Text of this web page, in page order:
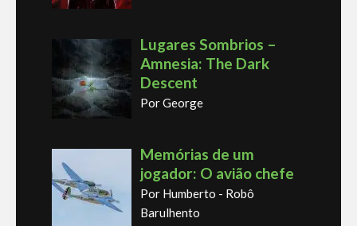
Lugares Sombrios –
Amnesia: The Dark
Descent
Por George
Memórias de um
jogador: O avião chefe
Por Humberto - Robô
Barulhento